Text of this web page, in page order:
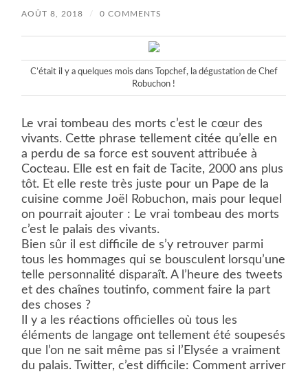
AOÛT 8, 2018 / 0 COMMENTS
C’était il y a quelques mois dans Topchef, la dégustation de Chef
Robuchon !
Le vrai tombeau des morts c’est le cœur des
vivants. Cette phrase tellement citée qu’elle en
a perdu de sa force est souvent attribuée à
Cocteau. Elle est en fait de Tacite, 2000 ans plus
tôt. Et elle reste très juste pour un Pape de la
cuisine comme Joël Robuchon, mais pour lequel
on pourrait ajouter : Le vrai tombeau des morts
c’est le palais des vivants.
Bien sûr il est difficile de s’y retrouver parmi
tous les hommages qui se bousculent lorsqu’une
telle personnalité disparaît. A l’heure des tweets
et des chaînes toutinfo, comment faire la part
des choses ?
Il y a les réactions officielles où tous les
éléments de langage ont tellement été soupesés
que l’on ne sait même pas si l’Elysée a vraiment
du palais. Twitter, c’est difficile: Comment arriver